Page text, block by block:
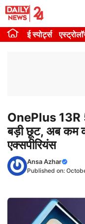
Skip
contentई स्पोर्ट्स
OnePlus 13R
बड़ी छूट, अब कम
एक्सपीरियंस
Ansa Azhar
Published on: